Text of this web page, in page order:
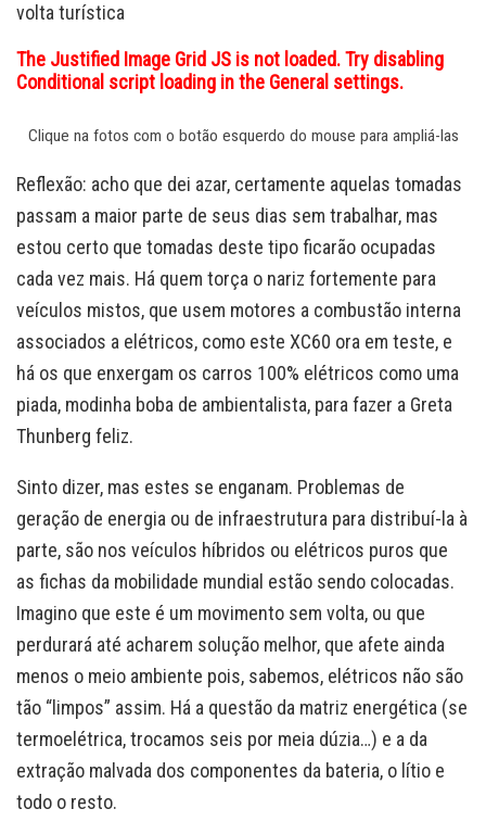
volta turística
The Justified Image Grid JS is not loaded. Try disabling
Conditional script loading in the General settings.
Clique na fotos com o botão esquerdo do mouse para ampliá-las
Reflexão: acho que dei azar, certamente aquelas tomadas
passam a maior parte de seus dias sem trabalhar, mas
estou certo que tomadas deste tipo ficarão ocupadas
cada vez mais. Há quem torça o nariz fortemente para
veículos mistos, que usem motores a combustão interna
associados a elétricos, como este XC60 ora em teste, e
há os que enxergam os carros 100% elétricos como uma
piada, modinha boba de ambientalista, para fazer a Greta
Thunberg feliz.
Sinto dizer, mas estes se enganam. Problemas de
geração de energia ou de infraestrutura para distribuí-la à
parte, são nos veículos híbridos ou elétricos puros que
as fichas da mobilidade mundial estão sendo colocadas.
Imagino que este é um movimento sem volta, ou que
perdurará até acharem solução melhor, que afete ainda
menos o meio ambiente pois, sabemos, elétricos não são
tão “limpos” assim. Há a questão da matriz energética (se
termoelétrica, trocamos seis por meia dúzia…) e a da
extração malvada dos componentes da bateria, o lítio e
todo o resto.